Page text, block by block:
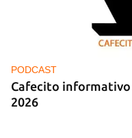
PODCAST
Cafecito informativo
2026